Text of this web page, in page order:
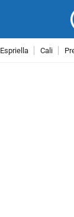
Cali